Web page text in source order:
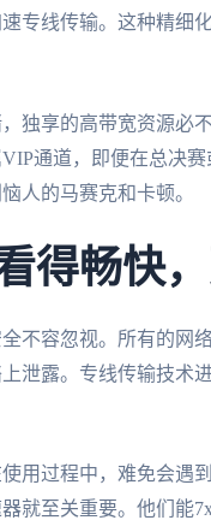
专线传输。这种精细
独享的高带宽资源必
通道，即便在总决
人的马赛克和卡顿。
得畅快
不容忽视。所有的网
泄露。专线传输技术
用过程中，难免会遇
就至关重要。他们能